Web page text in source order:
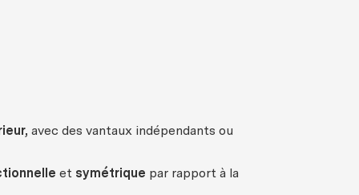
, avec des vantaux indépendants ou
et symétrique par rapport à la